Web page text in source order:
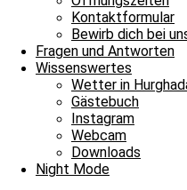
Kontaktformular
Bewirb dich bei
Fragen und Antworten
Wissenswertes
Wetter in
Gästebuch
Instagram
Webcam
Downloads
Night Mode
Heute war
Bitte einmal aktualisieren, um
Weiterlesen »
27. November 2025Keine
Tägliche Tauchausfahrten
Flitterwochen mit